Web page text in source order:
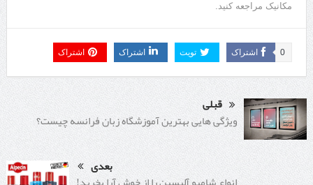
مکانیک مراجعه کنید.
اشتراک 0 تویت اشتراک اشتراک
قبلی
ویژگی ‌هایی بهترین آموزشگاه زبان فرانسه چیست؟
بعدی